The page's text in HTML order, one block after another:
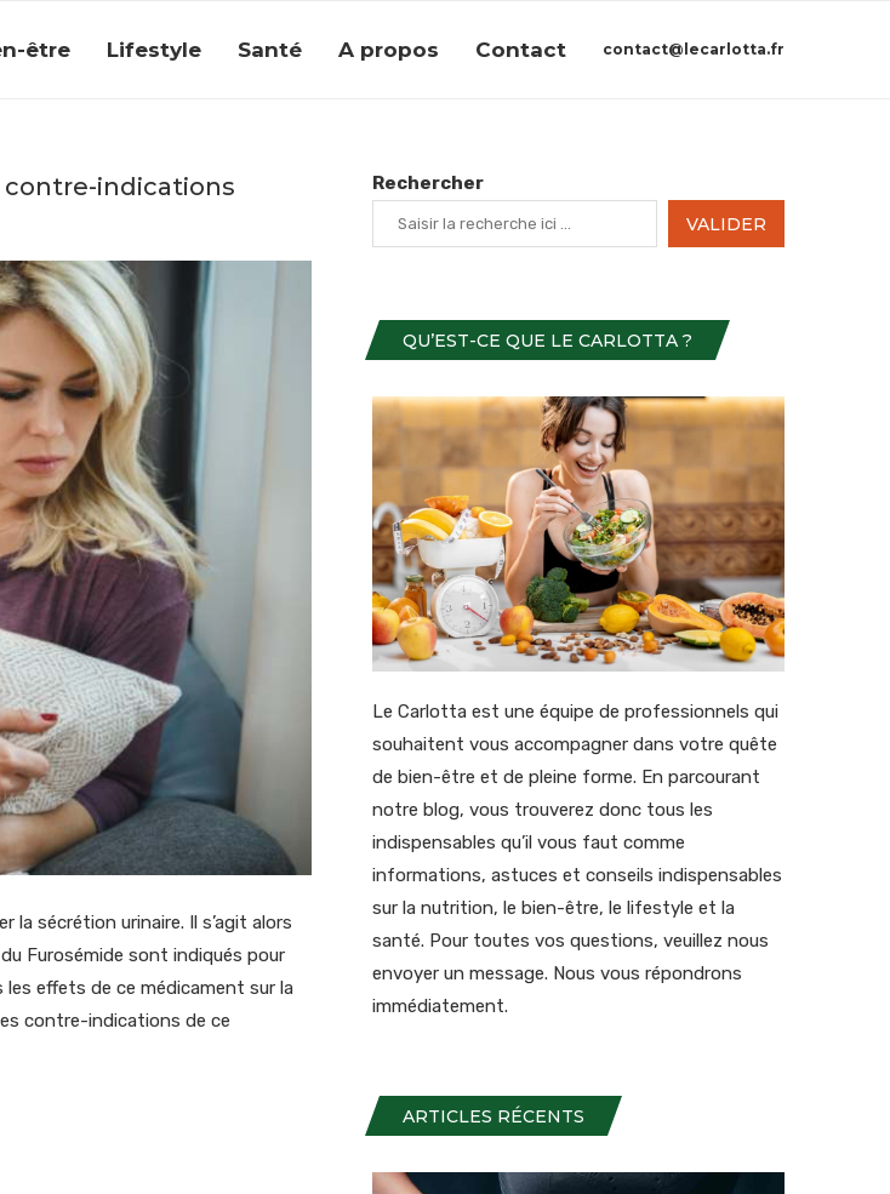
être Lifestyle Santé A propos Contact contact@lecarlotta.fr
contre-indications
la sécrétion urinaire. Il s’agit alors
Furosémide sont indiqués pour
les effets de ce médicament sur la
contre-indications de ce
Rechercher
VALIDER
QU’EST-CE QUE LE CARLOTTA ?
Le Carlotta est une équipe de professionnels qui
souhaitent vous accompagner dans votre quête
de bien-être et de pleine forme. En parcourant
notre blog, vous trouverez donc tous les
indispensables qu’il vous faut comme
informations, astuces et conseils indispensables
sur la nutrition, le bien-être, le lifestyle et la
santé. Pour toutes vos questions, veuillez nous
envoyer un message. Nous vous répondrons
immédiatement.
ARTICLES RÉCENTS